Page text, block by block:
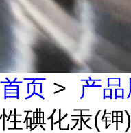
首页 > 产
性碘化汞(钾